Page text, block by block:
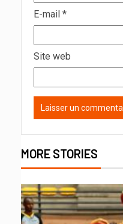
E-mail *
Site web
MORE STORIES